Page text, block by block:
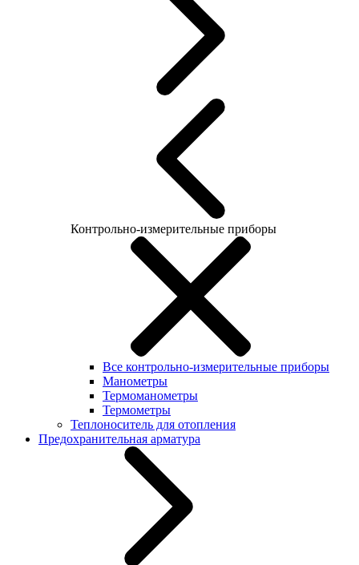
Контрольно-измерительные приборы
Все контрольно-измерительные приборы
Манометры
Термоманометры
Термометры
Теплоноситель для отопления
Предохранительная арматура